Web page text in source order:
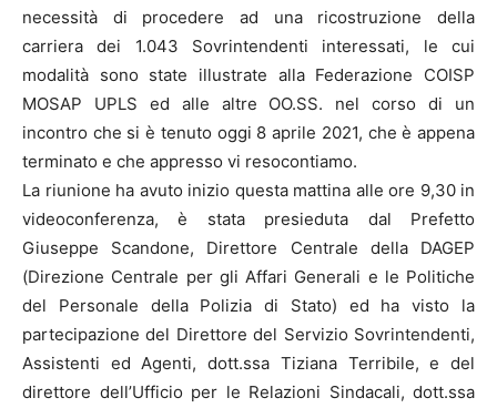
necessità di procedere ad una ricostruzione della
carriera dei 1.043 Sovrintendenti interessati, le cui
modalità sono state illustrate alla Federazione COISP
MOSAP UPLS ed alle altre OO.SS. nel corso di un
incontro che si è tenuto oggi 8 aprile 2021, che è appena
terminato e che appresso vi resocontiamo.
La riunione ha avuto inizio questa mattina alle ore 9,30 in
videoconferenza, è stata presieduta dal Prefetto
Giuseppe Scandone, Direttore Centrale della DAGEP
(Direzione Centrale per gli Affari Generali e le Politiche
del Personale della Polizia di Stato) ed ha visto la
partecipazione del Direttore del Servizio Sovrintendenti,
Assistenti ed Agenti, dott.ssa Tiziana Terribile, e del
direttore dell’Ufficio per le Relazioni Sindacali, dott.ssa